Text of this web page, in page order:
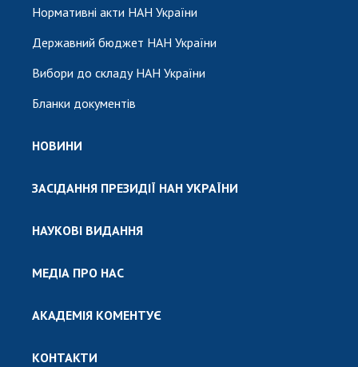
Нормативні акти НАН України
Державний бюджет НАН України
Вибори до складу НАН України
Бланки документів
НОВИНИ
ЗАСІДАННЯ ПРЕЗИДІЇ НАН УКРАЇНИ
НАУКОВІ ВИДАННЯ
МЕДІА ПРО НАС
АКАДЕМІЯ КОМЕНТУЄ
КОНТАКТИ